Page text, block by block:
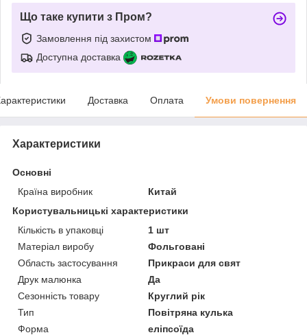
Що таке купити з Пром?
Замовлення під захистом
Доступна доставка
Доставка Оплата Умови повернення
Характеристики
Основні
Країна виробник
Китай
Користувальницькі характеристики
Кількість в упаковці
1 шт
Матеріал виробу
Фольговані
Область застосування
Прикраси для свят
Друк малюнка
Да
Сезонність товару
Круглий рік
Тип
Повітряна кулька
Форма
еліпсоїда